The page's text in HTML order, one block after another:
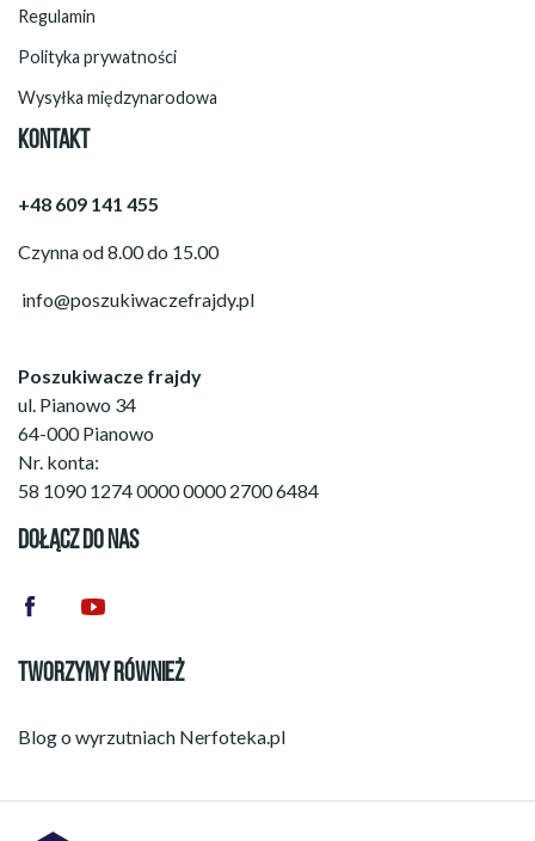
Regulamin
Polityka prywatności
Wysyłka międzynarodowa
KONTAKT
+48 609 141 455
Czynna od 8.00 do 15.00
info@poszukiwaczefrajdy.pl
Poszukiwacze frajdy
ul. Pianowo 34
64-000 Pianowo
Nr. konta:
58 1090 1274 0000 0000 2700 6484
DOŁĄCZ DO NAS
TWORZYMY RÓWNIEŻ
Blog o wyrzutniach Nerfoteka.pl